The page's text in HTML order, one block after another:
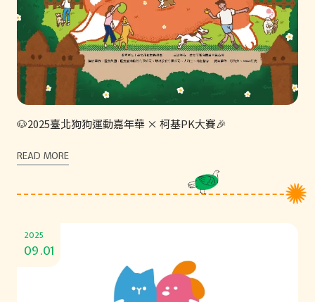
🐶2025臺北狗狗運動嘉年華 × 柯基PK大賽🎉
READ MORE
2025
09.01